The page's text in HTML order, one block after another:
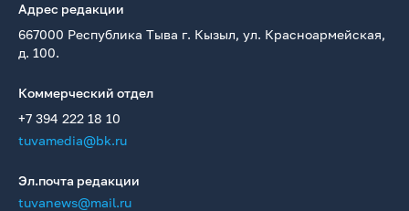
Адрес редакции
667000 Республика Тыва г. Кызыл, ул. Красноармейская,
д. 100.
Коммерческий отдел
+7 394 222 18 10
tuvamedia@bk.ru
Эл.почта редакции
tuvanews@mail.ru